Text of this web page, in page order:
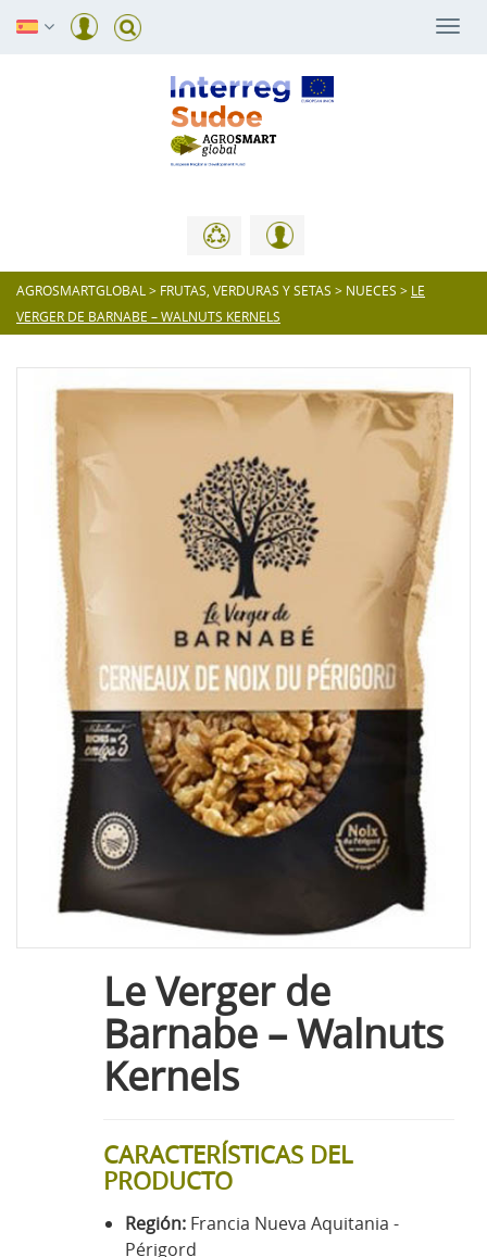
AGROSMARTGLOBAL > FRUTAS, VERDURAS Y SETAS > NUECES > LE
VERGER DE BARNABE – WALNUTS KERNELS
Le Verger de
Barnabe – Walnuts
Kernels
CARACTERÍSTICAS DEL
PRODUCTO
Región: Francia Nueva Aquitania -
Périgord